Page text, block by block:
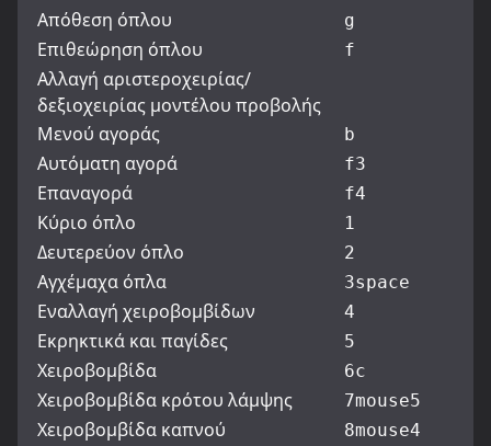
Απόθεση όπλου g
Επιθεώρηση όπλου f
Αλλαγή αριστεροχειρίας/
δεξιοχειρίας μοντέλου προβολής
Μενού αγοράς
b
Αυτόματη αγορά f3
Επαναγορά f4
Κύριο όπλο 1
Δευτερεύον όπλο 2
Αγχέμαχα όπλα 3space
Εναλλαγή χειροβομβίδων 4
Εκρηκτικά και παγίδες 5
Χειροβομβίδα 6c
Χειροβομβίδα κρότου λάμψης 7mouse5
Χειροβομβίδα καπνού 8mouse4